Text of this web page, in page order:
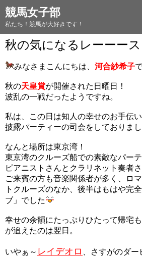
競馬女子部
私たち！競馬が大好きです！
秋の気になるレーーース
みなさまこんにちは、 河合紗希子
秋の天皇賞が開催された日曜日！
波乱の一戦だったようですね。
私は、この日は知人の幸せのお手伝
披露パーティーの司会をしておりまし
なんと場所は東京湾！
東京湾のクルーズ船での素敵なパー
ピアニストさんとクラリネット奏者さ
ご来賓の方も音楽関係者が多く、ロ
トクルーズのなか、後半はもはや完
ブ」でした
幸せの余韻にたっぷりひたって帰宅
が追えたのは翌日。
いやぁ～ レイデオロ 、さすがのダー